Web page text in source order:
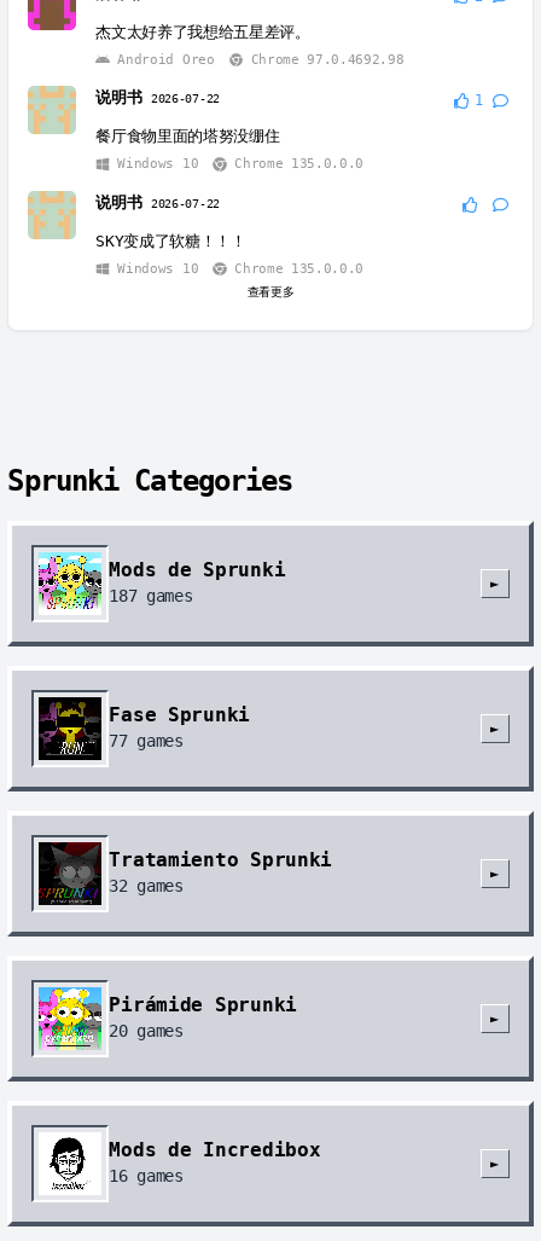
杰文太好养了我想给五星差评。
Android Oreo Chrome 97.0.4692.98
说明书 2026-07-22 1
餐厅食物里面的塔努没绷住
Windows 10 Chrome 135.0.0.0
说明书 2026-07-22
SKY变成了软糖！！！
Windows 10 Chrome 135.0.0.0
查看更多
Sprunki Categories
Mods de Sprunki
187games
►
Fase Sprunki
77games
►
Tratamiento Sprunki
32games
►
Pirámide Sprunki
20games
►
Mods de Incredibox
16games
►